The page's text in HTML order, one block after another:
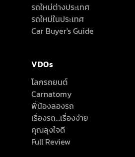
รถใหม่ต่างประเทศ
รถใหม่ในประเทศ
Car Buyer's Guide
VDOs
โลกรถยนต์
Carnatomy
พี่น้องลองรถ
เรื่องรถ…เรื่องง่าย
คุณลุงใจดี
Full Review